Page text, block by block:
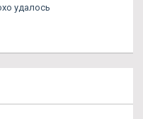
удалось